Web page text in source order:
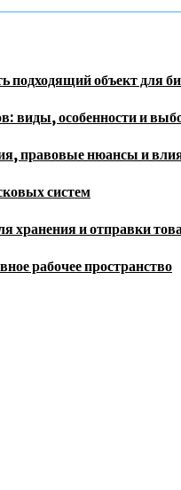
подходящий объект для
виды, особенности и
правовые нюансы и
систем
хранения и отправки
рабочее пространство